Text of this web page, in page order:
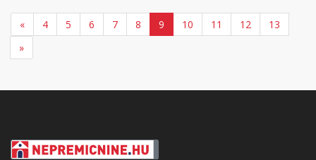
« 4 5 6 7 8 9 10 11 12
13
»